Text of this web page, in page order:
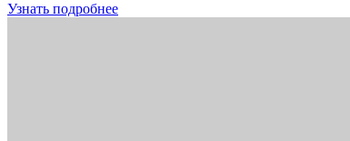
Узнать подробнее